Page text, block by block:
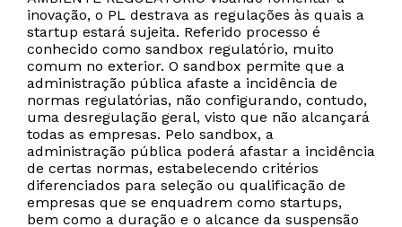
inovação, o PL destrava as regulações às quais a
startup estará sujeita. Referido processo é
conhecido como sandbox regulatório, muito
comum no exterior. O sandbox permite que a
administração pública afaste a incidência de
normas regulatórias, não configurando, contudo,
uma desregulação geral, visto que não alcançará
todas as empresas. Pelo sandbox, a
administração pública poderá afastar a incidência
de certas normas, estabelecendo critérios
diferenciados para seleção ou qualificação de
empresas que se enquadrem como startups,
bem como a duração e o alcance da suspensão